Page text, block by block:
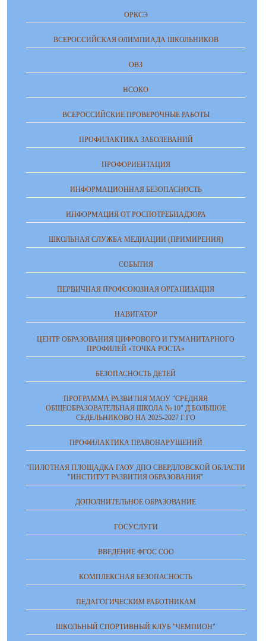
ОРКСЭ
ВСЕРОССИЙСКАЯ ОЛИМПИАДА ШКОЛЬНИКОВ
ОВЗ
НСОКО
ВСЕРОССИЙСКИЕ ПРОВЕРОЧНЫЕ РАБОТЫ
ПРОФИЛАКТИКА ЗАБОЛЕВАНИЙ
ПРОФОРИЕНТАЦИЯ
ИНФОРМАЦИОННАЯ БЕЗОПАСНОСТЬ
ИНФОРМАЦИЯ ОТ РОСПОТРЕБНАДЗОРА
ШКОЛЬНАЯ СЛУЖБА МЕДИАЦИИ (ПРИМИРЕНИЯ)
СОБЫТИЯ
ПЕРВИЧНАЯ ПРОФСОЮЗНАЯ ОРГАНИЗАЦИЯ
НАВИГАТОР
ЦЕНТР ОБРАЗОВАНИЯ ЦИФРОВОГО И ГУМАНИТАРНОГО
ПРОФИЛЕЙ «ТОЧКА РОСТА»
БЕЗОПАСНОСТЬ ДЕТЕЙ
ПРОГРАММА РАЗВИТИЯ МАОУ "СРЕДНЯЯ
ОБЩЕОБРАЗОВАТЕЛЬНАЯ ШКОЛА № 10" Д.БОЛЬШОЕ
СЕДЕЛЬНИКОВО НА 2025-2027 Г.ГО
ПРОФИЛАКТИКА ПРАВОНАРУШЕНИЙ
"ПИЛОТНАЯ ПЛОЩАДКА ГАОУ ДПО СВЕРДЛОВСКОЙ ОБЛАСТИ
"ИНСТИТУТ РАЗВИТИЯ ОБРАЗОВАНИЯ"
ДОПОЛНИТЕЛЬНОЕ ОБРАЗОВАНИЕ
ГОСУСЛУГИ
ВВЕДЕНИЕ ФГОС СОО
КОМПЛЕКСНАЯ БЕЗОПАСНОСТЬ
ПЕДАГОГИЧЕСКИМ РАБОТНИКАМ
ШКОЛЬНЫЙ СПОРТИВНЫЙ КЛУБ "ЧЕМПИОН"